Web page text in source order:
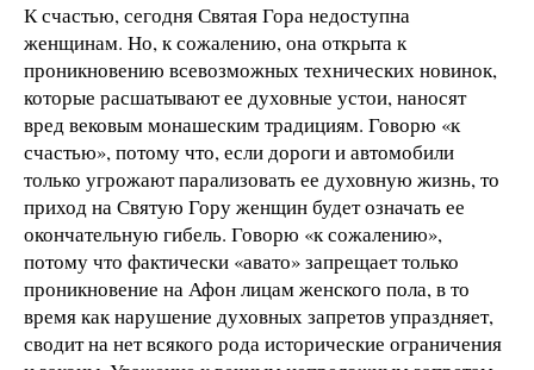
К счастью, сегодня Святая Гора недоступна
женщинам. Но, к сожалению, она открыта к
проникновению всевозможных технических новинок,
которые расшатывают ее духовные устои, наносят
вред вековым монашеским традициям. Говорю «к
счастью», потому что, если дороги и автомобили
только угрожают парализовать ее духовную жизнь, то
приход на Святую Гору женщин будет означать ее
окончательную гибель. Говорю «к сожалению»,
потому что фактически «авато» запрещает только
проникновение на Афон лицам женского пола, в то
время как нарушение духовных запретов упраздняет,
сводит на нет всякого рода исторические ограничения